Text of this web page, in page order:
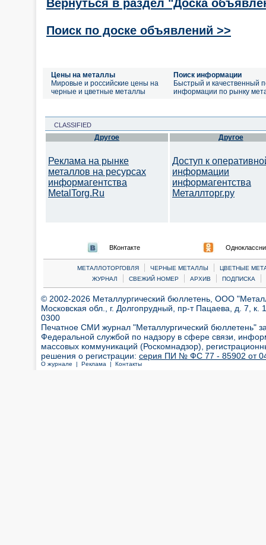
Вернуться в раздел "Доска
Поиск по доске объявлений >>
Цены на металлы
Мировые и российские цены на
черные и цветные металлы
Поиск информации
Быстрый и качественный
информации по рынку
CLASSIFIED
Другое
Реклама на рынке
металлов на ресурсах
информагентства
MetalTorg.Ru
Другое
Доступ к
информации
информагентства
Металлторг.ру
ВКонтакте
МЕТАЛЛОТОРГОВЛЯ | ЧЕРНЫЕ МЕТАЛЛЫ |
ЦВЕТНЫЕ
ЖУРНАЛ
| СВЕЖИЙ НОМЕР | АРХИВ | ПОДПИСКА |
© 2002-2026 Металлургический бюллетень, ООО
Московская обл., г. Долгопрудный, пр-т Пацаева, д. 7,
0300
Печатное СМИ журнал "Металлургический бюллетень"
Федеральной службой по надзору в сфере связи,
массовых коммуникаций (Роскомнадзор),
решения о регистрации: серия ПИ № ФС 77 - 85902 от 04
О журнале | Реклама | Контакты